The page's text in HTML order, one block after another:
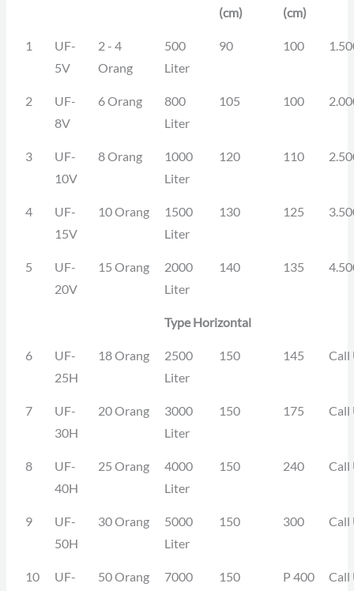
(cm)
(cm)
1
UF-
5V
2 - 4
Orang
500
Liter
90 100
2
UF-
8V
6 Orang
800
Liter
105 100
3
UF-
10V
8 Orang
1000
Liter
120 110
4
UF-
15V
10 Orang
1500
Liter
130 125
5
UF-
20V
15 Orang
2000
Liter
140 135
Type Horizontal
6
UF-
25H
18 Orang
2500
Liter
150 145 Call
7
UF-
30H
20 Orang
3000
Liter
150 175 Call
8
UF-
40H
25 Orang
4000
Liter
150 240 Call
9
UF-
50H
30 Orang
5000
Liter
150 300 Call
10 UF- 50 Orang 7000 150 P 400 Call